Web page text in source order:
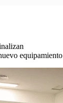
equipamiento